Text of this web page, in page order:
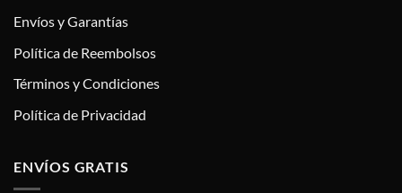
Envíos y Garantías
Política de Reembolsos
Términos y Condiciones
Política de Privacidad
ENVÍOS GRATIS